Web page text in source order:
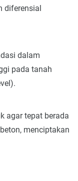
diferensial
dalam
pada tanah
agar tepat berada
menciptakan